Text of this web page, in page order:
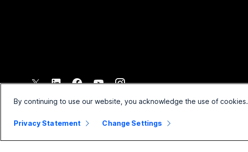
2026 Cisco og/eller tilknyttede selskaper. Med enerett.
By continuing to use our website, you acknowledge the use of cookies.
Privacy Statement Change Settings